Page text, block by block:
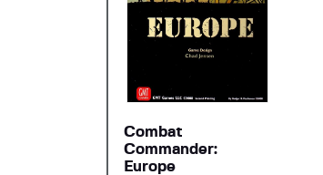
Combat
Commander:
Europe